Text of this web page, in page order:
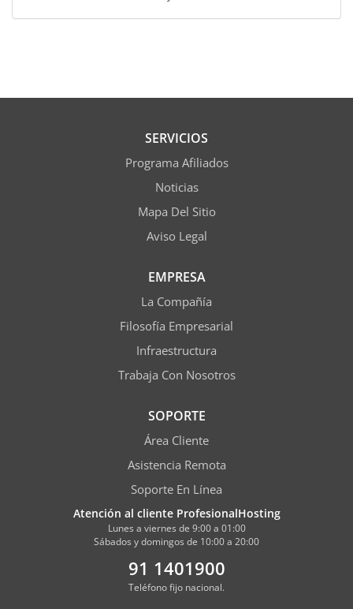
SERVICIOS
Programa Afiliados
Noticias
Mapa Del Sitio
Aviso Legal
EMPRESA
La Compañía
Filosofía Empresarial
Infraestructura
Trabaja Con Nosotros
SOPORTE
Área Cliente
Asistencia Remota
Soporte En Línea
Atención al cliente ProfesionalHosting
Lunes a viernes de 9:00 a 01:00
Sábados y domingos de 10:00 a 20:00
91 1401900
Teléfono fijo nacional.